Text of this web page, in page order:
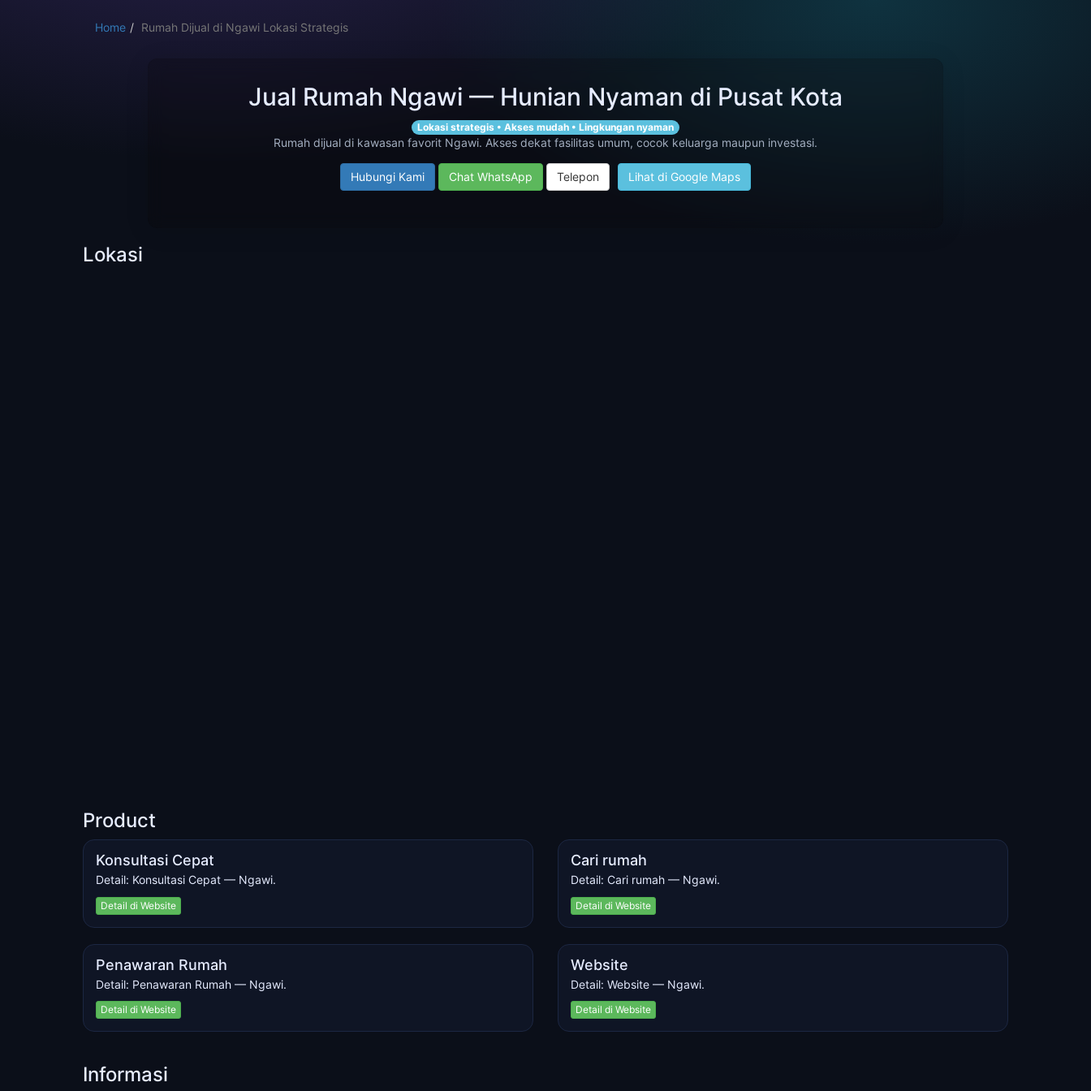
Home Rumah Dijual di Ngawi Lokasi Strategis
Jual Rumah Ngawi — Hunian Nyaman di Pusat Kota
Lokasi strategis • Akses mudah • Lingkungan nyaman
Rumah dijual di kawasan favorit Ngawi. Akses dekat fasilitas umum, cocok keluarga maupun investasi.
Hubungi Kami Chat WhatsApp Telepon Lihat di Google Maps
Lokasi
Product
Konsultasi Cepat
Detail: Konsultasi Cepat — Ngawi.
Detail di Website
Cari rumah
Detail: Cari rumah — Ngawi.
Detail di Website
Penawaran Rumah
Detail: Penawaran Rumah — Ngawi.
Detail di Website
Website
Detail: Website — Ngawi.
Detail di Website
Informasi